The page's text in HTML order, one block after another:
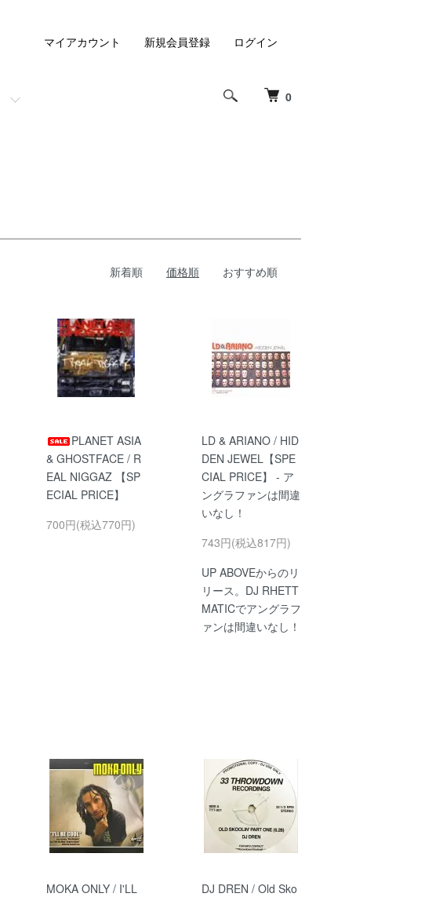
0
マイアカウント 新規会員登録 ログイン
新着順 価格順 おすすめ順
PLANET ASIA
& GHOSTFACE / R
EAL NIGGAZ 【SP
ECIAL PRICE】
700円(税込770円)
LD & ARIANO / HID
DEN JEWEL【SPE
CIAL PRICE】 - ア
ングラファンは間違
いなし！
743円(税込817円)
UP ABOVEからのリ
リース。DJ RHETT
MATICでアングラフ
ァンは間違いなし！
MOKA ONLY / I'LL
DJ DREN / Old Sko